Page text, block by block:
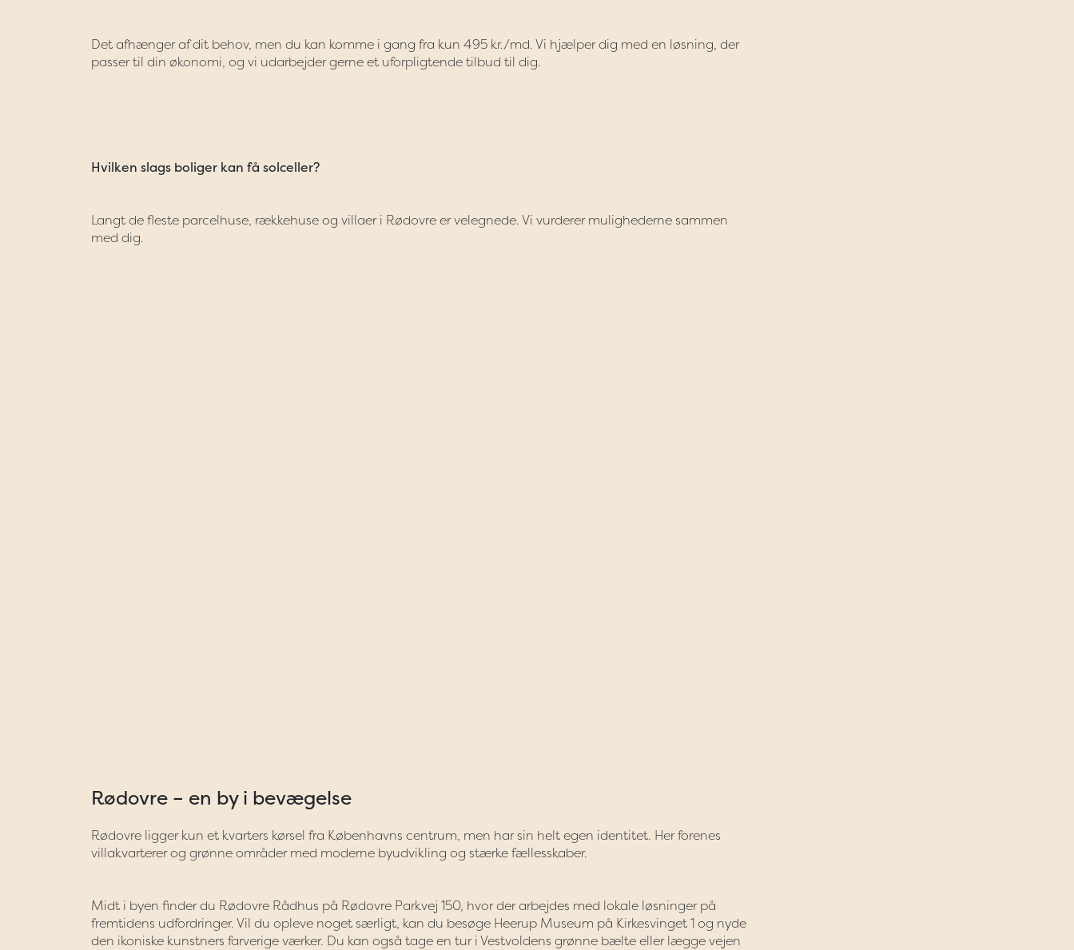
Det afhænger af dit behov, men du kan komme i gang fra kun 495 kr./md. Vi hjælper dig med en løsning, der
passer til din økonomi, og vi udarbejder gerne et uforpligtende tilbud til dig.
Hvilken slags boliger kan få solceller?
Langt de fleste parcelhuse, rækkehuse og villaer i Rødovre er velegnede. Vi vurderer mulighederne sammen
med dig.
Rødovre – en by i bevægelse
Rødovre ligger kun et kvarters kørsel fra Københavns centrum, men har sin helt egen identitet. Her forenes
villakvarterer og grønne områder med moderne byudvikling og stærke fællesskaber.
Midt i byen finder du Rødovre Rådhus på Rødovre Parkvej 150, hvor der arbejdes med lokale løsninger på
fremtidens udfordringer. Vil du opleve noget særligt, kan du besøge Heerup Museum på Kirkesvinget 1 og nyde
den ikoniske kunstners farverige værker. Du kan også tage en tur i Vestvoldens grønne bælte eller lægge vejen